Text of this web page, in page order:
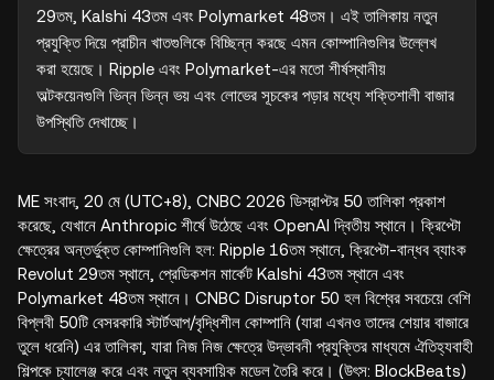
29তম, Kalshi 43তম এবং Polymarket 48তম। এই তালিকায় নতুন
প্রযুক্তি দিয়ে প্রাচীন খাতগুলিকে বিচ্ছিন্ন করছে এমন কোম্পানিগুলির উল্লেখ
করা হয়েছে। Ripple এবং Polymarket-এর মতো শীর্ষস্থানীয়
অল্টকয়েনগুলি ভিন্ন ভিন্ন ভয় এবং লোভের সূচকের পড়ার মধ্যে শক্তিশালী বাজার
উপস্থিতি দেখাচ্ছে।
ME সংবাদ, 20 মে (UTC+8), CNBC 2026 ডিস্রাপ্টর 50 তালিকা প্রকাশ
করেছে, যেখানে Anthropic শীর্ষে উঠেছে এবং OpenAI দ্বিতীয় স্থানে। ক্রিপ্টো
ক্ষেত্রের অন্তর্ভুক্ত কোম্পানিগুলি হল: Ripple 16তম স্থানে, ক্রিপ্টো-বান্ধব ব্যাংক
Revolut 29তম স্থানে, প্রেডিকশন মার্কেট Kalshi 43তম স্থানে এবং
Polymarket 48তম স্থানে। CNBC Disruptor 50 হল বিশ্বের সবচেয়ে বেশি
বিপ্লবী 50টি বেসরকারি স্টার্টআপ/বৃদ্ধিশীল কোম্পানি (যারা এখনও তাদের শেয়ার বাজারে
তুলে ধরেনি) এর তালিকা, যারা নিজ নিজ ক্ষেত্রে উদ্ভাবনী প্রযুক্তির মাধ্যমে ঐতিহ্যবাহী
শিল্পকে চ্যালেঞ্জ করে এবং নতুন ব্যবসায়িক মডেল তৈরি করে। (উৎস: BlockBeats)